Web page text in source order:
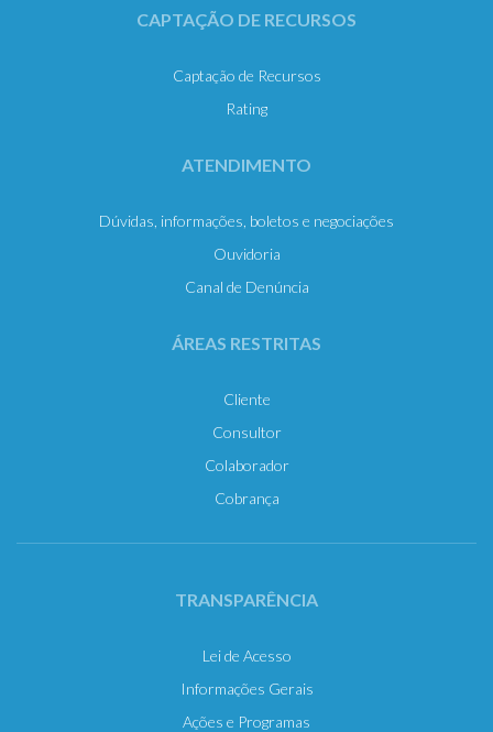
CAPTAÇÃO DE RECURSOS
Captação de Recursos
Rating
ATENDIMENTO
Dúvidas, informações, boletos e negociações
Ouvidoria
Canal de Denúncia
ÁREAS RESTRITAS
Cliente
Consultor
Colaborador
Cobrança
TRANSPARÊNCIA
Lei de Acesso
Informações Gerais
Ações e Programas